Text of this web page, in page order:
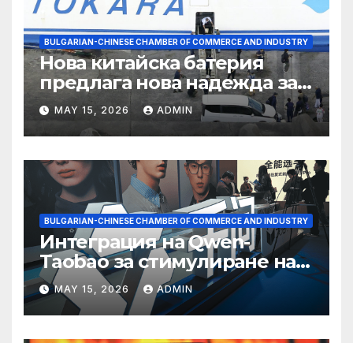
BULGARIAN-CHINESE CHAMBER OF COMMERCE AND INDUSTRY
Нова китайска батерия
предлага нова надежда за
съхранение на водород
MAY 15, 2026 ADMIN
BULGARIAN-CHINESE CHAMBER OF COMMERCE AND INDUSTRY
Интеграция на Qwen-
Taobao за стимулиране на
пазаруването 618
MAY 15, 2026 ADMIN